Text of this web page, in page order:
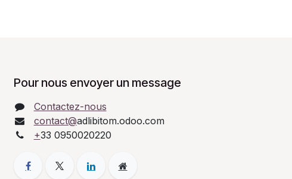
Pour nous envoyer un message
Contactez-nous
contact@adlibitom.odoo.com
+33 0950020220